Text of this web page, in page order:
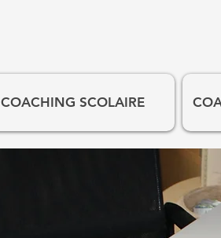
COACHING SCOLAIRE